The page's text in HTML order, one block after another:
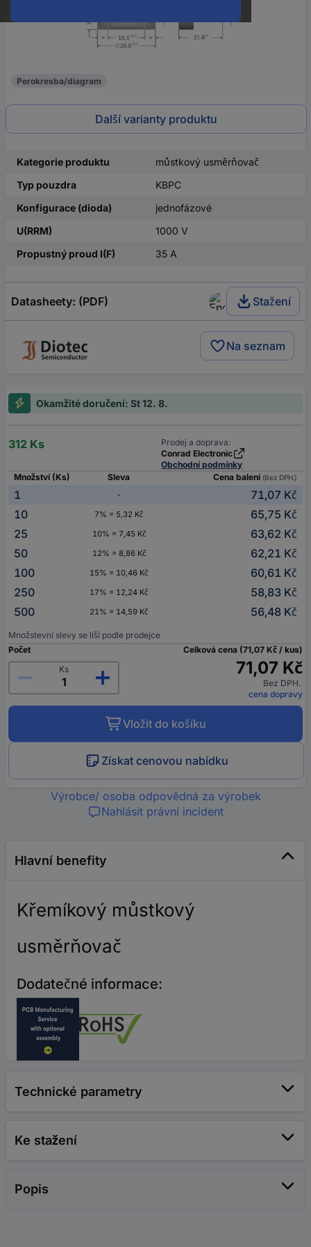
Perokresba/diagram
Další varianty produktu
Kategorie produktu
můstkový usměrňovač
Typ pouzdra
KBPC
Konfigurace (dioda)
jednofázové
U(RRM)
1000 V
Propustný proud I(F)
35 A
Datasheety: (PDF) Stažení
Na seznam
Okamžité doručení: St 12. 8.
312 Ks
Prodej a doprava:
Conrad Electronic
Obchodní podmínky
Množství (Ks)
Sleva Cena balení (Bez DPH.)
1 -
71,07 Kč
10
7% = 5,32 Kč
65,75 Kč
25
10% = 7,45 Kč
63,62 Kč
50
12% = 8,86 Kč
62,21 Kč
100
15% = 10,46 Kč
60,61 Kč
250
17% = 12,24 Kč
58,83 Kč
500
21% = 14,59 Kč 56,48 Kč
Množstevní slevy se liší podle prodejce
Počet
Ks
Celková cena (71,07 Kč / kus)
71,07 Kč
Bez DPH.
cena dopravy
Vložit do košíku
Získat cenovou nabídku
Výrobce/ osoba odpovědná za výrobek
Nahlásit právní incident
Hlavní benefity
Křemíkový můstkový
usměrňovač
Dodatečné informace:
Technické parametry
Ke stažení
Popis